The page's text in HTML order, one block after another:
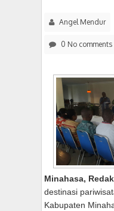
Angel Mendur
0 No comments
Minahasa,
destinasi
Kabupaten